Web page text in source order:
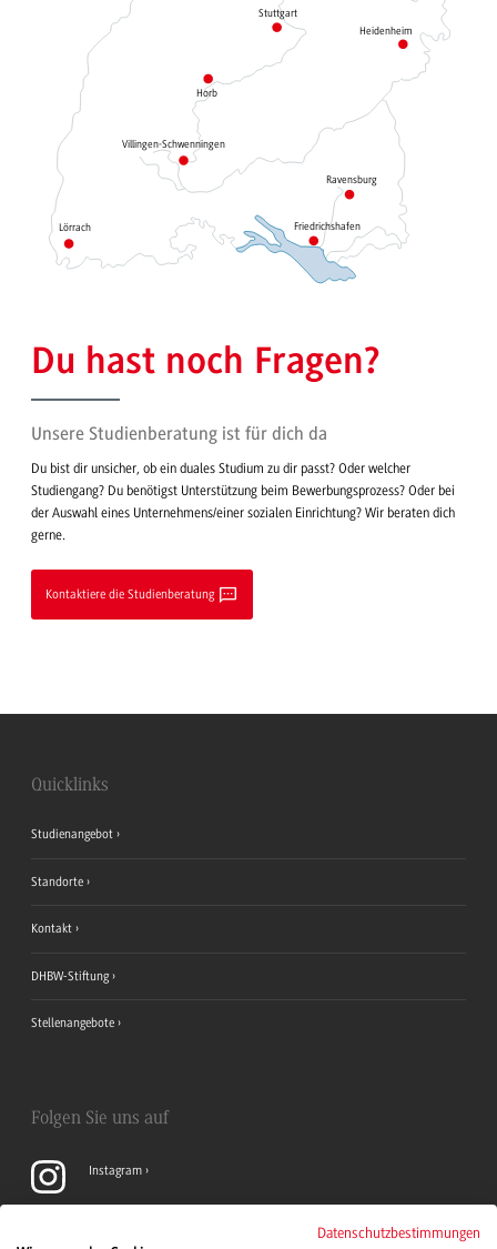
Heidenheim
Villingen-Schwenningen
Lörrach
Ravensburg
Friedrichshafen
Stuttgart
Horb
Du hast noch Fragen?
Unsere Studienberatung ist für dich da
Du bist dir unsicher, ob ein duales Studium zu dir passt? Oder welcher
Studiengang? Du benötigst Unterstützung beim Bewerbungsprozess? Oder bei
der Auswahl eines Unternehmens/einer sozialen Einrichtung? Wir beraten dich
gerne.
Kontaktiere die Studienberatung
Quicklinks
Studienangebot
Standorte
Kontakt
DHBW-Stiftung
Stellenangebote
Folgen Sie uns auf
Instagram
Datenschutzbestimmungen